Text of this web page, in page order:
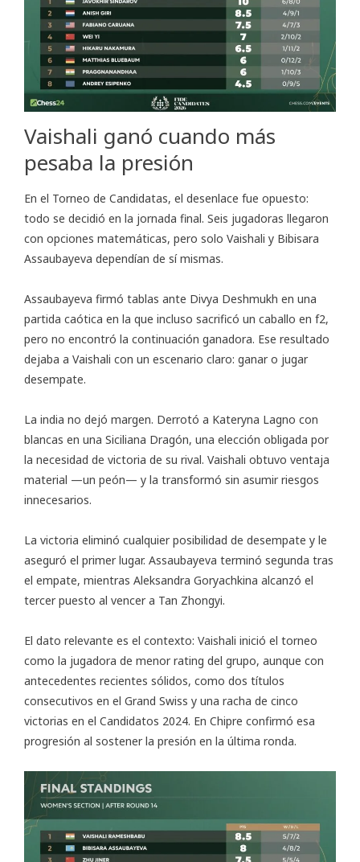
Vaishali ganó cuando más
pesaba la presión
En el Torneo de Candidatas, el desenlace fue opuesto:
todo se decidió en la jornada final. Seis jugadoras llegaron
con opciones matemáticas, pero solo Vaishali y Bibisara
Assaubayeva dependían de sí mismas.
Assaubayeva firmó tablas ante Divya Deshmukh en una
partida caótica en la que incluso sacrificó un caballo en f2,
pero no encontró la continuación ganadora. Ese resultado
dejaba a Vaishali con un escenario claro: ganar o jugar
desempate.
La india no dejó margen. Derrotó a Kateryna Lagno con
blancas en una Siciliana Dragón, una elección obligada por
la necesidad de victoria de su rival. Vaishali obtuvo ventaja
material —un peón— y la transformó sin asumir riesgos
innecesarios.
La victoria eliminó cualquier posibilidad de desempate y le
aseguró el primer lugar. Assaubayeva terminó segunda tras
el empate, mientras Aleksandra Goryachkina alcanzó el
tercer puesto al vencer a Tan Zhongyi.
El dato relevante es el contexto: Vaishali inició el torneo
como la jugadora de menor rating del grupo, aunque con
antecedentes recientes sólidos, como dos títulos
consecutivos en el Grand Swiss y una racha de cinco
victorias en el Candidatos 2024. En Chipre confirmó esa
progresión al sostener la presión en la última ronda.